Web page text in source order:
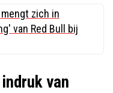
zich in
van Red Bull bij
van